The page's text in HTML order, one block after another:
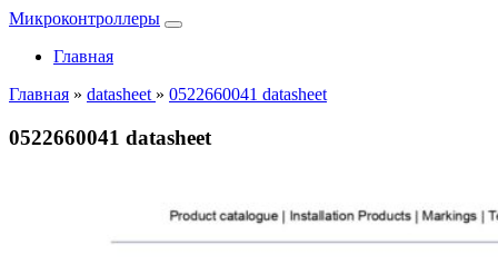
Микроконтроллеры
Главная
Главная » datasheet » 0522660041 datasheet
0522660041 datasheet